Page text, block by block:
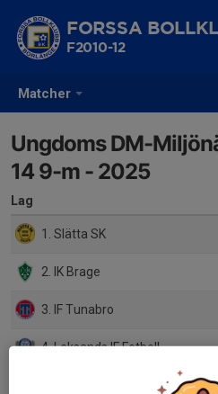
Matcher
FORSSA
F2010-12
Ungdoms DM-
14 9-m - 2025
Lag
1. Slätta SK
2. IK Brage
3. IF Tunabro
4. Leksands IF Fotboll